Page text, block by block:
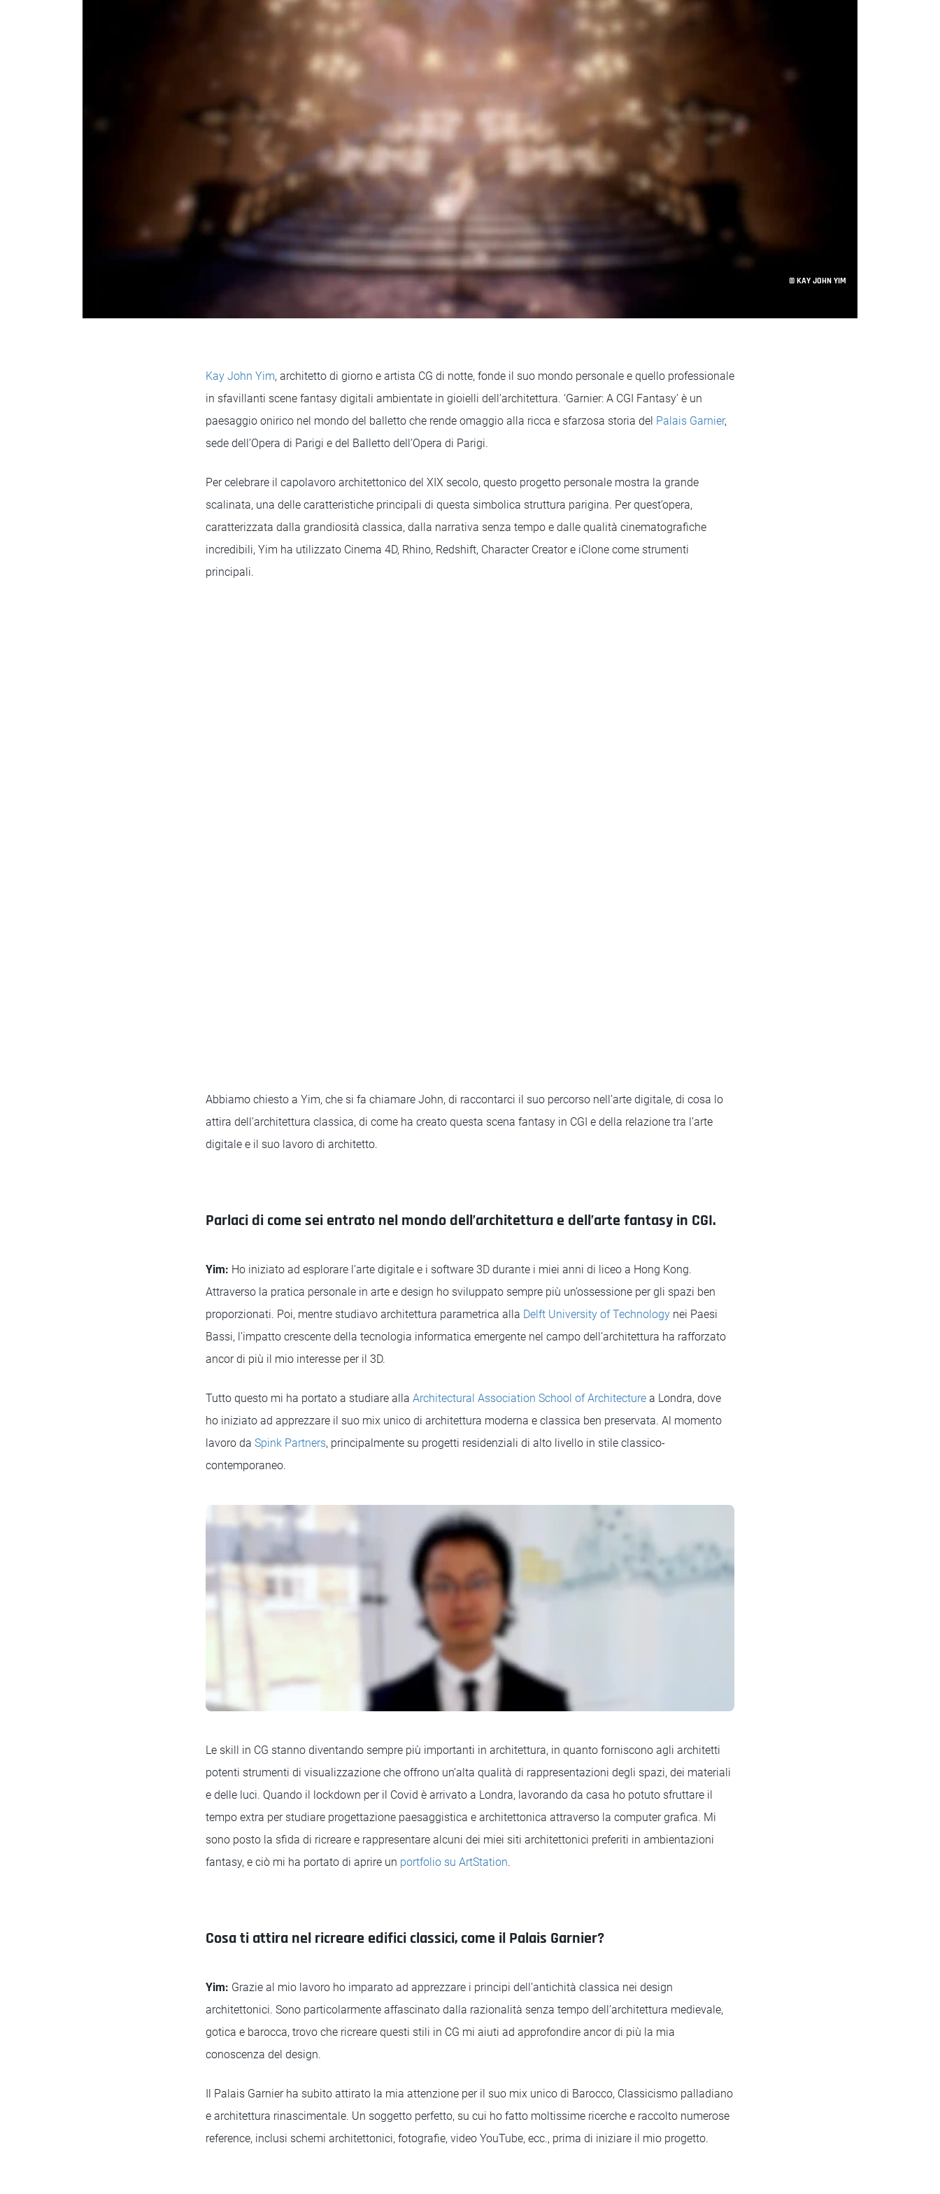
© KAY JOHN YIM
Kay John Yim, architetto di giorno e artista CG di notte, fonde il suo mondo personale e quello professionale
in sfavillanti scene fantasy digitali ambientate in gioielli dell’architettura. ‘Garnier: A CGI Fantasy’ è un
paesaggio onirico nel mondo del balletto che rende omaggio alla ricca e sfarzosa storia del Palais Garnier,
sede dell’Opera di Parigi e del Balletto dell’Opera di Parigi.
Per celebrare il capolavoro architettonico del XIX secolo, questo progetto personale mostra la grande
scalinata, una delle caratteristiche principali di questa simbolica struttura parigina. Per quest’opera,
caratterizzata dalla grandiosità classica, dalla narrativa senza tempo e dalle qualità cinematografiche
incredibili, Yim ha utilizzato Cinema 4D, Rhino, Redshift, Character Creator e iClone come strumenti
principali.
Abbiamo chiesto a Yim, che si fa chiamare John, di raccontarci il suo percorso nell’arte digitale, di cosa lo
attira dell’architettura classica, di come ha creato questa scena fantasy in CGI e della relazione tra l’arte
digitale e il suo lavoro di architetto.
Parlaci di come sei entrato nel mondo dell’architettura e dell’arte fantasy in CGI.
Yim: Ho iniziato ad esplorare l’arte digitale e i software 3D durante i miei anni di liceo a Hong Kong.
Attraverso la pratica personale in arte e design ho sviluppato sempre più un’ossessione per gli spazi ben
proporzionati. Poi, mentre studiavo architettura parametrica alla Delft University of Technology nei Paesi
Bassi, l’impatto crescente della tecnologia informatica emergente nel campo dell’architettura ha rafforzato
ancor di più il mio interesse per il 3D.
Tutto questo mi ha portato a studiare alla Architectural Association School of Architecture a Londra, dove
ho iniziato ad apprezzare il suo mix unico di architettura moderna e classica ben preservata. Al momento
lavoro da Spink Partners, principalmente su progetti residenziali di alto livello in stile classico-
contemporaneo.
Le skill in CG stanno diventando sempre più importanti in architettura, in quanto forniscono agli architetti
potenti strumenti di visualizzazione che offrono un’alta qualità di rappresentazioni degli spazi, dei materiali
e delle luci. Quando il lockdown per il Covid è arrivato a Londra, lavorando da casa ho potuto sfruttare il
tempo extra per studiare progettazione paesaggistica e architettonica attraverso la computer grafica. Mi
sono posto la sfida di ricreare e rappresentare alcuni dei miei siti architettonici preferiti in ambientazioni
fantasy, e ciò mi ha portato di aprire un portfolio su ArtStation.
Cosa ti attira nel ricreare edifici classici, come il Palais Garnier?
Yim: Grazie al mio lavoro ho imparato ad apprezzare i principi dell’antichità classica nei design
architettonici. Sono particolarmente affascinato dalla razionalità senza tempo dell’architettura medievale,
gotica e barocca, trovo che ricreare questi stili in CG mi aiuti ad approfondire ancor di più la mia
conoscenza del design.
Il Palais Garnier ha subito attirato la mia attenzione per il suo mix unico di Barocco, Classicismo palladiano
e architettura rinascimentale. Un soggetto perfetto, su cui ho fatto moltissime ricerche e raccolto numerose
reference, inclusi schemi architettonici, fotografie, video YouTube, ecc., prima di iniziare il mio progetto.